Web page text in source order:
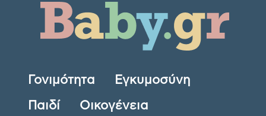
Γονιμότητα Εγκυμοσύνη
Παιδί Οικογένεια